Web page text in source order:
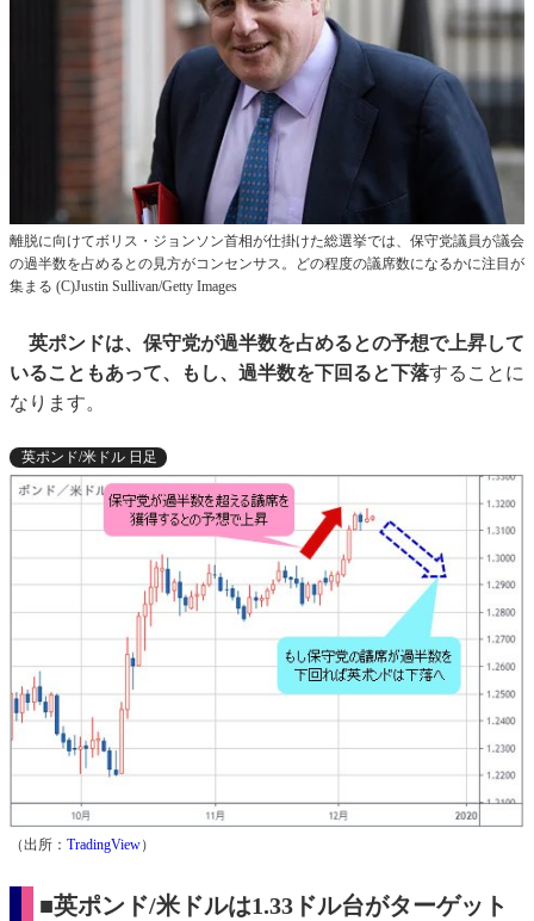
離脱に向けてボリス・ジョンソン首相が仕掛けた総選挙では、保守党議員が議会
の過半数を占めるとの見方がコンセンサス。どの程度の議席数になるかに注目が
集まる (C)Justin Sullivan/Getty Images
英ポンドは、保守党が過半数を占めるとの予想で上昇して
いることもあって、もし、過半数を下回ると下落することに
なります。
英ポンド/米ドル 日足
（出所： TradingView）
■英ポンド/米ドルは1.33ドル台がターゲット